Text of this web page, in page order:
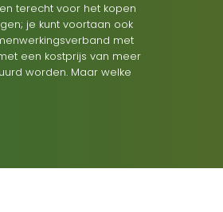
terecht voor het kopen
je kunt voortaan ook
met
een kostprijs van meer
worden. Maar welke